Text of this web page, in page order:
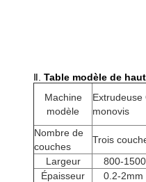
Ⅱ. Table modèle de
Machine
modèle
Extrudeuse
monovis
Nombre de
couches
Trois
Largeur
800-
Épaisseur
0.2-2mm